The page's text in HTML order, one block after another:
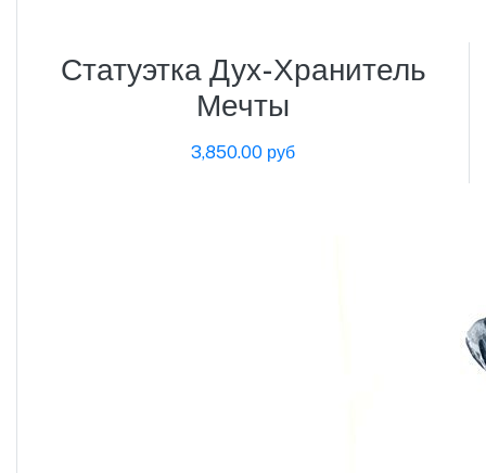
Статуэтка Дух-Хранитель
Мечты
3,850.00 руб